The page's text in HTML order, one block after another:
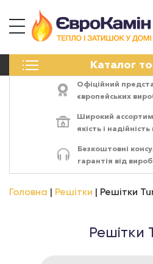
Каталог
ПЕЧІ
ЕЛЕКТРОКАМІНИ
АКСЕСУАРИ
Офіційний
європейських
Широкий
якість і надійність
Безкоштовні
гарантія від
Головна Решітки Решітки
Решітки